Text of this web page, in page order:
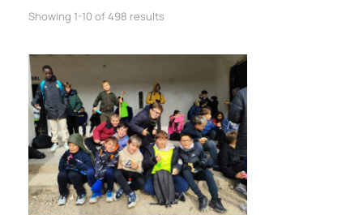
Showing 1-10 of 498 results